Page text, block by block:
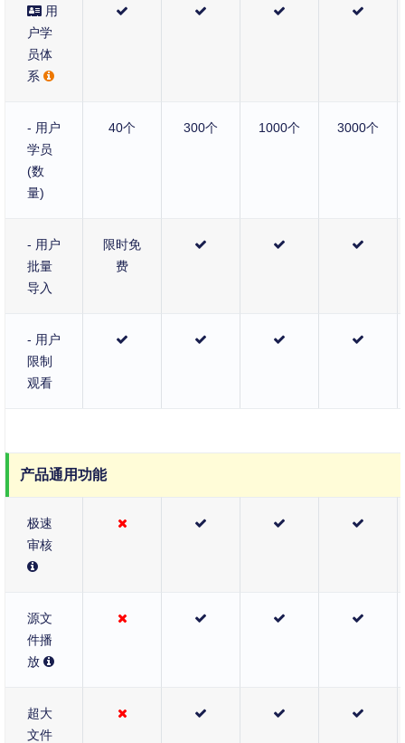
用
户学
员体
系
- 用户
学员
(数
量)
40个 300个 1000个 3000个
- 用户
批量
导入
限时免
费
- 用户
限制
观看
产品通用功能
极速
审核
源文
件播
放
超大
文件